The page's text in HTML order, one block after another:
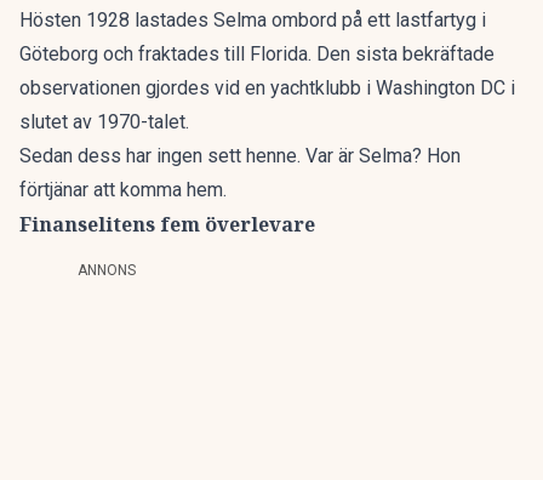
Hösten 1928 lastades Selma ombord på ett lastfartyg i
Göteborg och fraktades till Florida. Den sista bekräftade
observationen gjordes vid en yachtklubb i Washington DC i
slutet av 1970-talet.
Sedan dess har ingen sett henne. Var är Selma? Hon
förtjänar att komma hem.
Finanselitens fem överlevare
ANNONS